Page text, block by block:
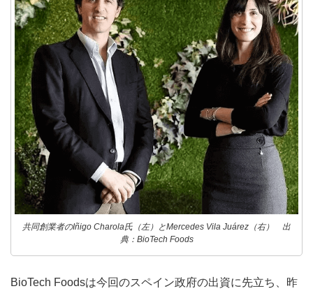
共同創業者のIñigo Charola氏（左）とMercedes Vila Juárez（右） 出
典：BioTech Foods
BioTech Foodsは今回のスペイン政府の出資に先立ち、昨